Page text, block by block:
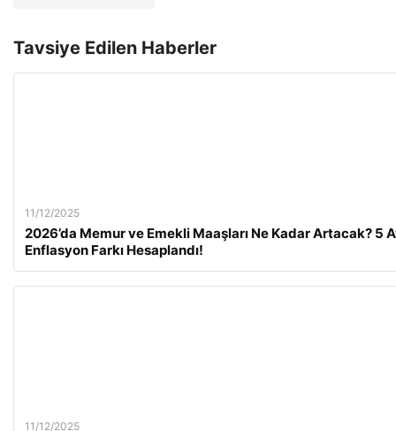
Tavsiye Edilen Haberler
11/12/2025
2026’da Memur ve Emekli Maaşları Ne Kadar Artacak? 5
Enflasyon Farkı Hesaplandı!
11/12/2025